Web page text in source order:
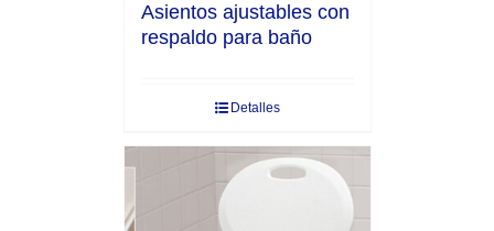
Asientos ajustables con
respaldo para baño
Detalles